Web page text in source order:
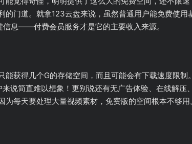
门道。就拿123云盘来说，虽然普通用户能免费使用
息——付费会员服务才是它的主要收入来源。
获得几个G的存储空间，而且可能会有下载速度限制
说简直难以想象！更别说还有无广告体验、在线解压
每天要处理大量视频素材，免费版的空间根本不够用。